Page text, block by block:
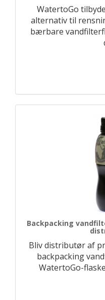
WatertoGo
alternativ til
bærbare
Backpacking
Bliv distributør af
backpacking
WatertoGo-